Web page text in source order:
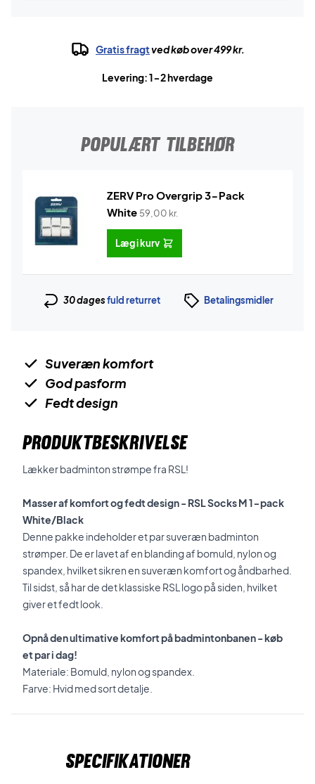
Gratis fragtved køb over 499 kr.
Levering: 1-2 hverdage
POPULÆRT TILBEHØR
ZERV Pro Overgrip 3-Pack
White 59,00 kr.
Læg i kurv
30 dagesfuld returret Betalingsmidler
Suveræn komfort
God pasform
Fedt design
PRODUKTBESKRIVELSE
Lækker badminton strømpe fra RSL!
Masser af komfort og fedt design - RSL Socks M 1-pack
White/Black
Denne pakke indeholder et par suveræn badminton
strømper. De er lavet af en blanding af bomuld, nylon og
spandex, hvilket sikren en suveræn komfort og åndbarhed.
Til sidst, så har de det klassiske RSL logo på siden, hvilket
giver et fedt look.
Opnå den ultimative komfort på badmintonbanen - køb
et par i dag!
Materiale: Bomuld, nylon og spandex.
Farve: Hvid med sort detalje.
Specifikationer